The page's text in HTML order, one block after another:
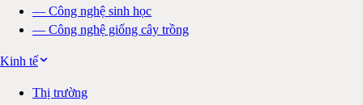
— Công nghệ sinh học
— Công nghệ giống cây trồng
Kinh tế
Thị trường